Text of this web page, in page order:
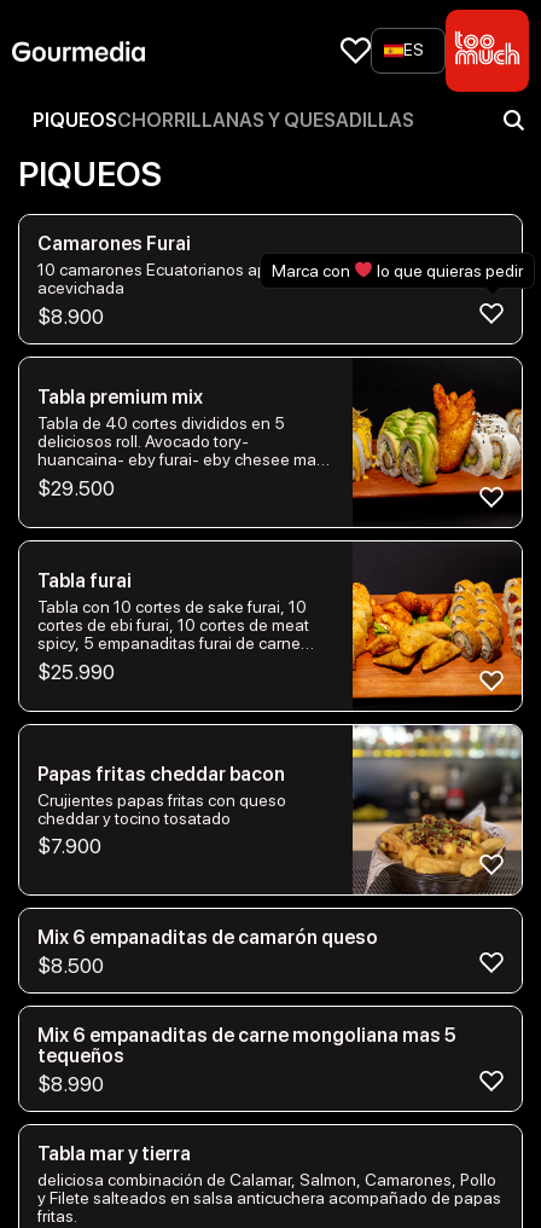
content
ES
PIQUEOSCHORRILLANAS Y QUESADILLAS
PIQUEOS
Camarones Furai
10 camarones Ecuatorianos apanados acompañados de salsa
acevichada
$8.900
Tabla premium mix
Tabla de 40 cortes divididos en 5
deliciosos roll. Avocado tory-
huancaina- eby furai- eby chesee mas
4 deditos de queso
$29.500
Tabla furai
Tabla con 10 cortes de sake furai, 10
cortes de ebi furai, 10 cortes de meat
spicy, 5 empanaditas furai de carne
mongoliana y 5 camarones apanados
rellenos de queso mozzarella.
$25.990
Papas fritas cheddar bacon
Crujientes papas fritas con queso
cheddar y tocino tosatado
$7.900
Mix 6 empanaditas de camarón queso
$8.500
Mix 6 empanaditas de carne mongoliana mas 5
tequeños
$8.990
Tabla mar y tierra
deliciosa combinación de Calamar, Salmon, Camarones, Pollo
y Filete salteados en salsa anticuchera acompañado de papas
fritas.
Marca con lo que quieras pedir